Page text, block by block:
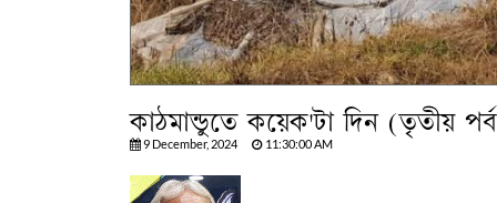
কাঠমান্ডুতে কয়েক'টা দিন (তৃতীয়
9 December, 2024 11:30:00 AM